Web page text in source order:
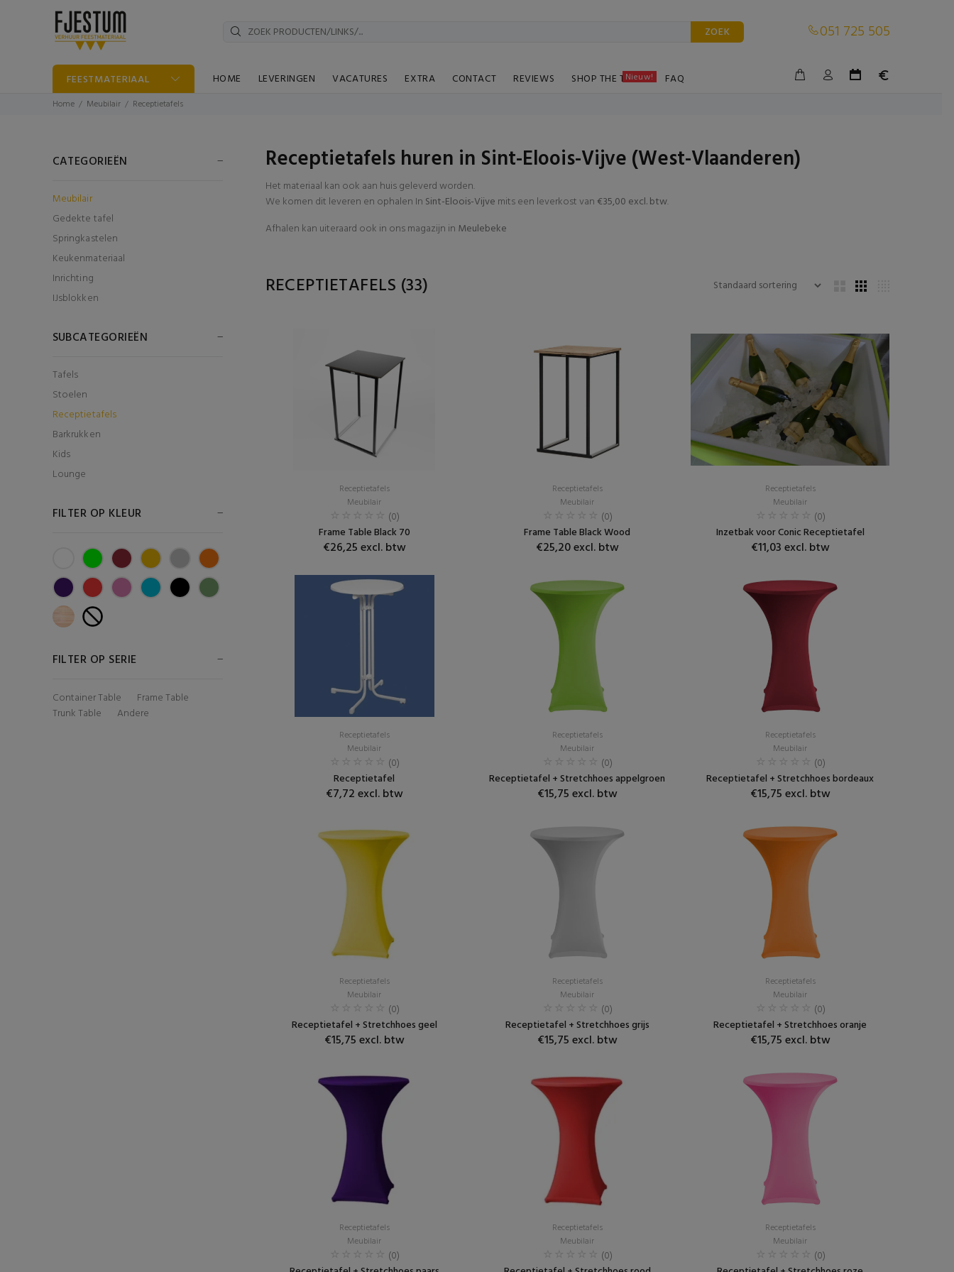
ZOEK 051 725 505
FEESTMATERIAAL HOME LEVERINGEN VACATURES EXTRA CONTACT REVIEWS SHOP THE TABLE
Nieuw! FAQ
Home Meubilair Receptietafels
CATEGORIEËN
Meubilair
Gedekte tafel
Springkastelen
Keukenmateriaal
Inrichting
IJsblokken
SUBCATEGORIEËN
Tafels
Stoelen
Receptietafels
Barkrukken
Kids
Lounge
FILTER OP KLEUR
FILTER OP SERIE
Container Table
Frame Table
Trunk Table
Andere
Receptietafels huren in Sint-Eloois-Vijve (West-Vlaanderen)
Het materiaal kan ook aan huis geleverd worden.
We komen dit leveren en ophalen In Sint-Eloois-Vijve mits een leverkost van€35,00 excl. btw.
Afhalen kan uiteraard ook in ons magazijn in Meulebeke
RECEPTIETAFELS (33)
Receptietafels
Meubilair
(0)
Frame Table Black 70
€26,25 excl. btw
Receptietafels
Meubilair
(0)
Frame Table Black Wood
€25,20 excl. btw
Receptietafels
Meubilair
(0)
Inzetbak voor Conic Receptietafel
€11,03 excl. btw
Receptietafels
Meubilair
(0)
Receptietafel
€7,72 excl. btw
Receptietafels
Meubilair
(0)
Receptietafel + Stretchhoes appelgroen
€15,75 excl. btw
Receptietafels
Meubilair
(0)
Receptietafel + Stretchhoes bordeaux
€15,75 excl. btw
Receptietafels
Meubilair
(0)
Receptietafel + Stretchhoes geel
€15,75 excl. btw
Receptietafels
Meubilair
(0)
Receptietafel + Stretchhoes grijs
€15,75 excl. btw
Receptietafels
Meubilair
(0)
Receptietafel + Stretchhoes oranje
€15,75 excl. btw
Receptietafels
Meubilair
(0)
Receptietafels
Meubilair
(0)
Receptietafels
Meubilair
(0)